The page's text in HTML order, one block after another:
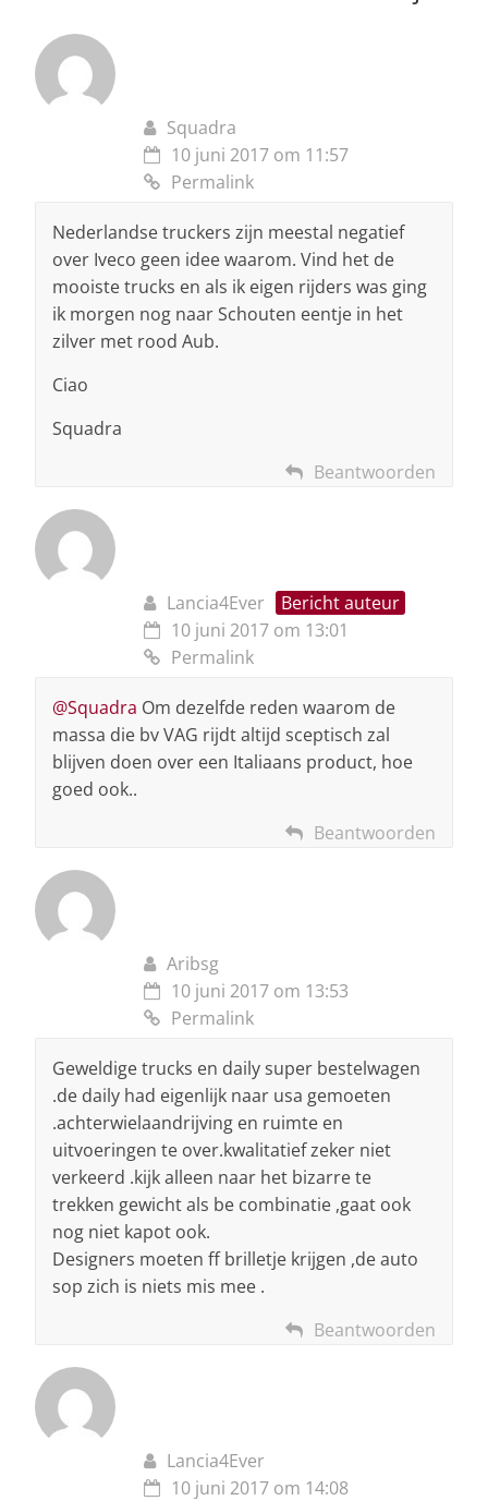
Squadra
10 juni 2017 om 11:57
Permalink
Nederlandse truckers zijn meestal negatief
over Iveco geen idee waarom. Vind het de
mooiste trucks en als ik eigen rijders was ging
ik morgen nog naar Schouten eentje in het
zilver met rood Aub.
Ciao
Squadra
Beantwoorden
Lancia4Ever
Bericht auteur
10 juni 2017 om 13:01
Permalink
@Squadra Om dezelfde reden waarom de
massa die bv VAG rijdt altijd sceptisch zal
blijven doen over een Italiaans product, hoe
goed ook..
Beantwoorden
Aribsg
10 juni 2017 om 13:53
Permalink
Geweldige trucks en daily super bestelwagen
.de daily had eigenlijk naar usa gemoeten
.achterwielaandrijving en ruimte en
uitvoeringen te over.kwalitatief zeker niet
verkeerd .kijk alleen naar het bizarre te
trekken gewicht als be combinatie ,gaat ook
nog niet kapot ook.
Designers moeten ff brilletje krijgen ,de auto
sop zich is niets mis mee .
Beantwoorden
Lancia4Ever
10 juni 2017 om 14:08